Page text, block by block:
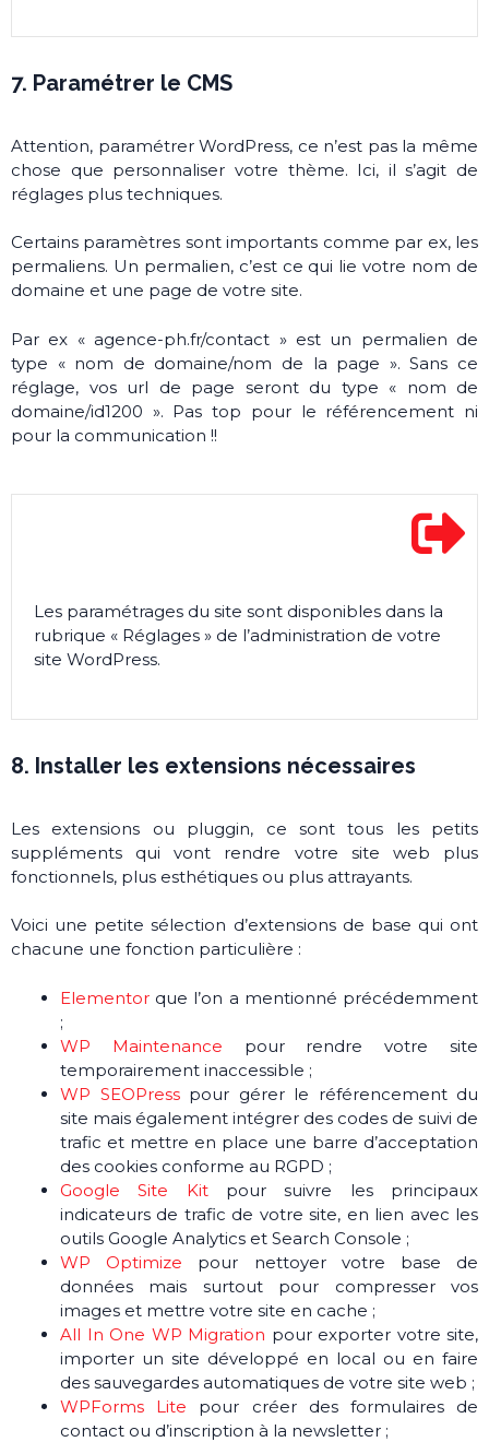
7. Paramétrer le CMS
Attention, paramétrer WordPress, ce n’est pas la même
chose que personnaliser votre thème. Ici, il s’agit de
réglages plus techniques.
Certains paramètres sont importants comme par ex, les
permaliens. Un permalien, c’est ce qui lie votre nom de
domaine et une page de votre site.
Par ex « agence-ph.fr/contact » est un permalien de
type « nom de domaine/nom de la page ». Sans ce
réglage, vos url de page seront du type « nom de
domaine/id1200 ». Pas top pour le référencement ni
pour la communication !!
Les paramétrages du site sont disponibles dans la
rubrique « Réglages » de l’administration de votre
site WordPress.
8. Installer les extensions nécessaires
Les extensions ou pluggin, ce sont tous les petits
suppléments qui vont rendre votre site web plus
fonctionnels, plus esthétiques ou plus attrayants.
Voici une petite sélection d’extensions de base qui ont
chacune une fonction particulière :
Elementor que l’on a mentionné précédemment
;
WP Maintenance pour rendre votre site
temporairement inaccessible ;
WP SEOPresspour gérer le référencement du
site mais également intégrer des codes de suivi de
trafic et mettre en place une barre d’acceptation
des cookies conforme au RGPD ;
Google Site Kitpour suivre les principaux
indicateurs de trafic de votre site, en lien avec les
outils Google Analytics et Search Console ;
WP Optimize pour nettoyer votre base de
données mais surtout pour compresser vos
images et mettre votre site en cache ;
All In One WP Migration pour exporter votre site,
importer un site développé en local ou en faire
des sauvegardes automatiques de votre site web ;
WPForms Lite pour créer des formulaires de
contact ou d’inscription à la newsletter ;